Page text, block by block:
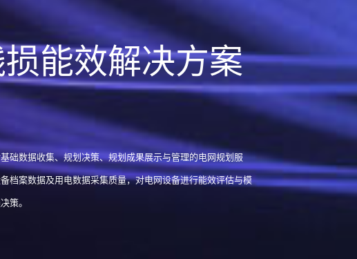
能效解决方案
础数据收集、规划决策、规划成果展示与管理的电网规划服
档案数据及用电数据采集质量，对电网设备进行能效评估与模
策。